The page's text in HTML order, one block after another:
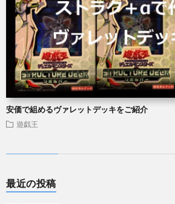
安価で組めるヴァレットデッキをご紹介
遊戯王
最近の投稿